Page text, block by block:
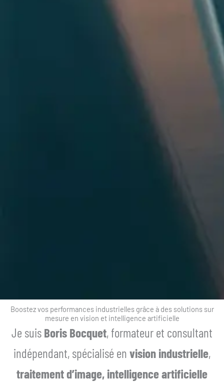
Boostez vos performances industrielles grâce à des solutions sur
mesure en vision et intelligence artificielle
Je suis Boris Bocquet, formateur et consultant
indépendant, spécialisé en vision industrielle,
traitement d’image, intelligence artificielle